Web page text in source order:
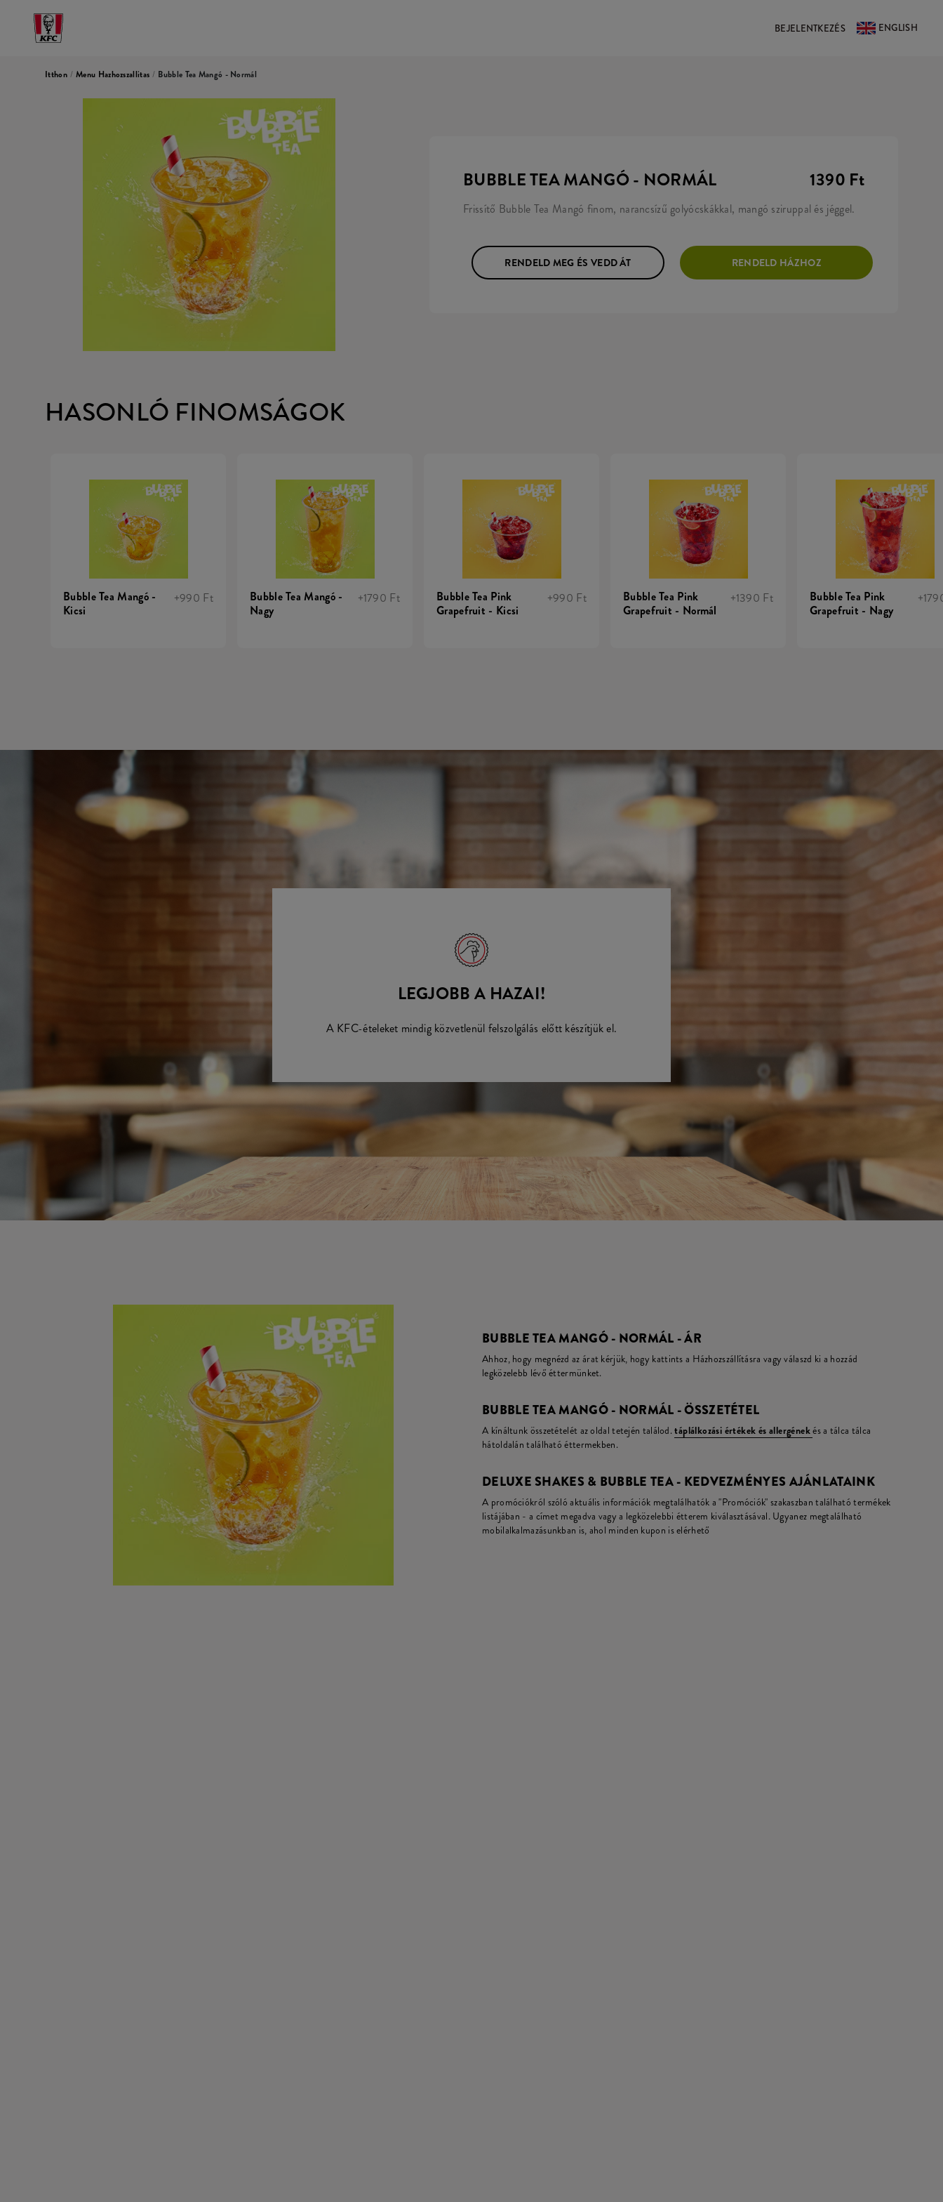
BEJELENTKEZÉS ENGLISH
Itthon / Menu Hazhozszallitas / Bubble Tea Mangó - Normál
BUBBLE TEA MANGÓ - NORMÁL 1390 Ft
Frissítő Bubble Tea Mangó finom, narancsízű golyócskákkal, mangó sziruppal és jéggel.
RENDELD MEG ÉS VEDD ÁT RENDELD HÁZHOZ
HASONLÓ FINOMSÁGOK
Bubble Tea Mangó -
Kicsi
+990 Ft
Bubble Tea Mangó -
Nagy
+1790 Ft
Bubble Tea Pink
Grapefruit - Kicsi
+990 Ft
Bubble Tea Pink
Grapefruit - Normál
+1390 Ft
Bubble Tea Pink
Grapefruit - Nagy
LEGJOBB A HAZAI!
A KFC-ételeket mindig közvetlenül felszolgálás előtt készítjük el.
BUBBLE TEA MANGÓ - NORMÁL - ÁR
Ahhoz, hogy megnézd az árat kérjük, hogy kattints a Házhozszállításra vagy válaszd ki a hozzád
legközelebb lévő éttermünket.
BUBBLE TEA MANGÓ - NORMÁL - ÖSSZETÉTEL
A kínáltunk összetételét az oldal tetején találod.táplálkozási értékek és allergénekés a tálca tálca
hátoldalán található éttermekben.
DELUXE SHAKES & BUBBLE TEA - KEDVEZMÉNYES AJÁNLATAINK
A promóciókról szóló aktuális információk megtalálhatók a "Promóciók" szakaszban található termékek
listájában - a címet megadva vagy a legközelebbi étterem kiválasztásával. Ugyanez megtalálható
mobilalkalmazásunkban is, ahol minden kupon is elérhető